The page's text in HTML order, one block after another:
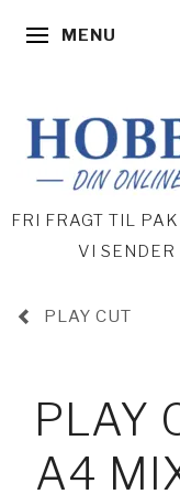
SKIFTE
MENU
FRI FRAGT TIL
VI
PLAY CUT
PLAY
A4